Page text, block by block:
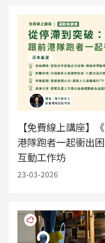
【免費線上講座】
港隊跑者一起衝出困
互動工作坊
23-03-2026